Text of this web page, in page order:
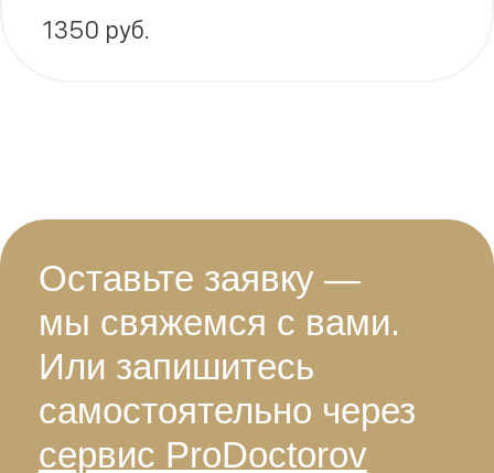
1350 руб.
Оставьте заявку —
мы свяжемся с вами.
Или запишитесь
самостоятельно через
сервис ProDoctorov